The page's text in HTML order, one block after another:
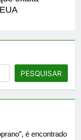
PESQUISAR
é encontrado